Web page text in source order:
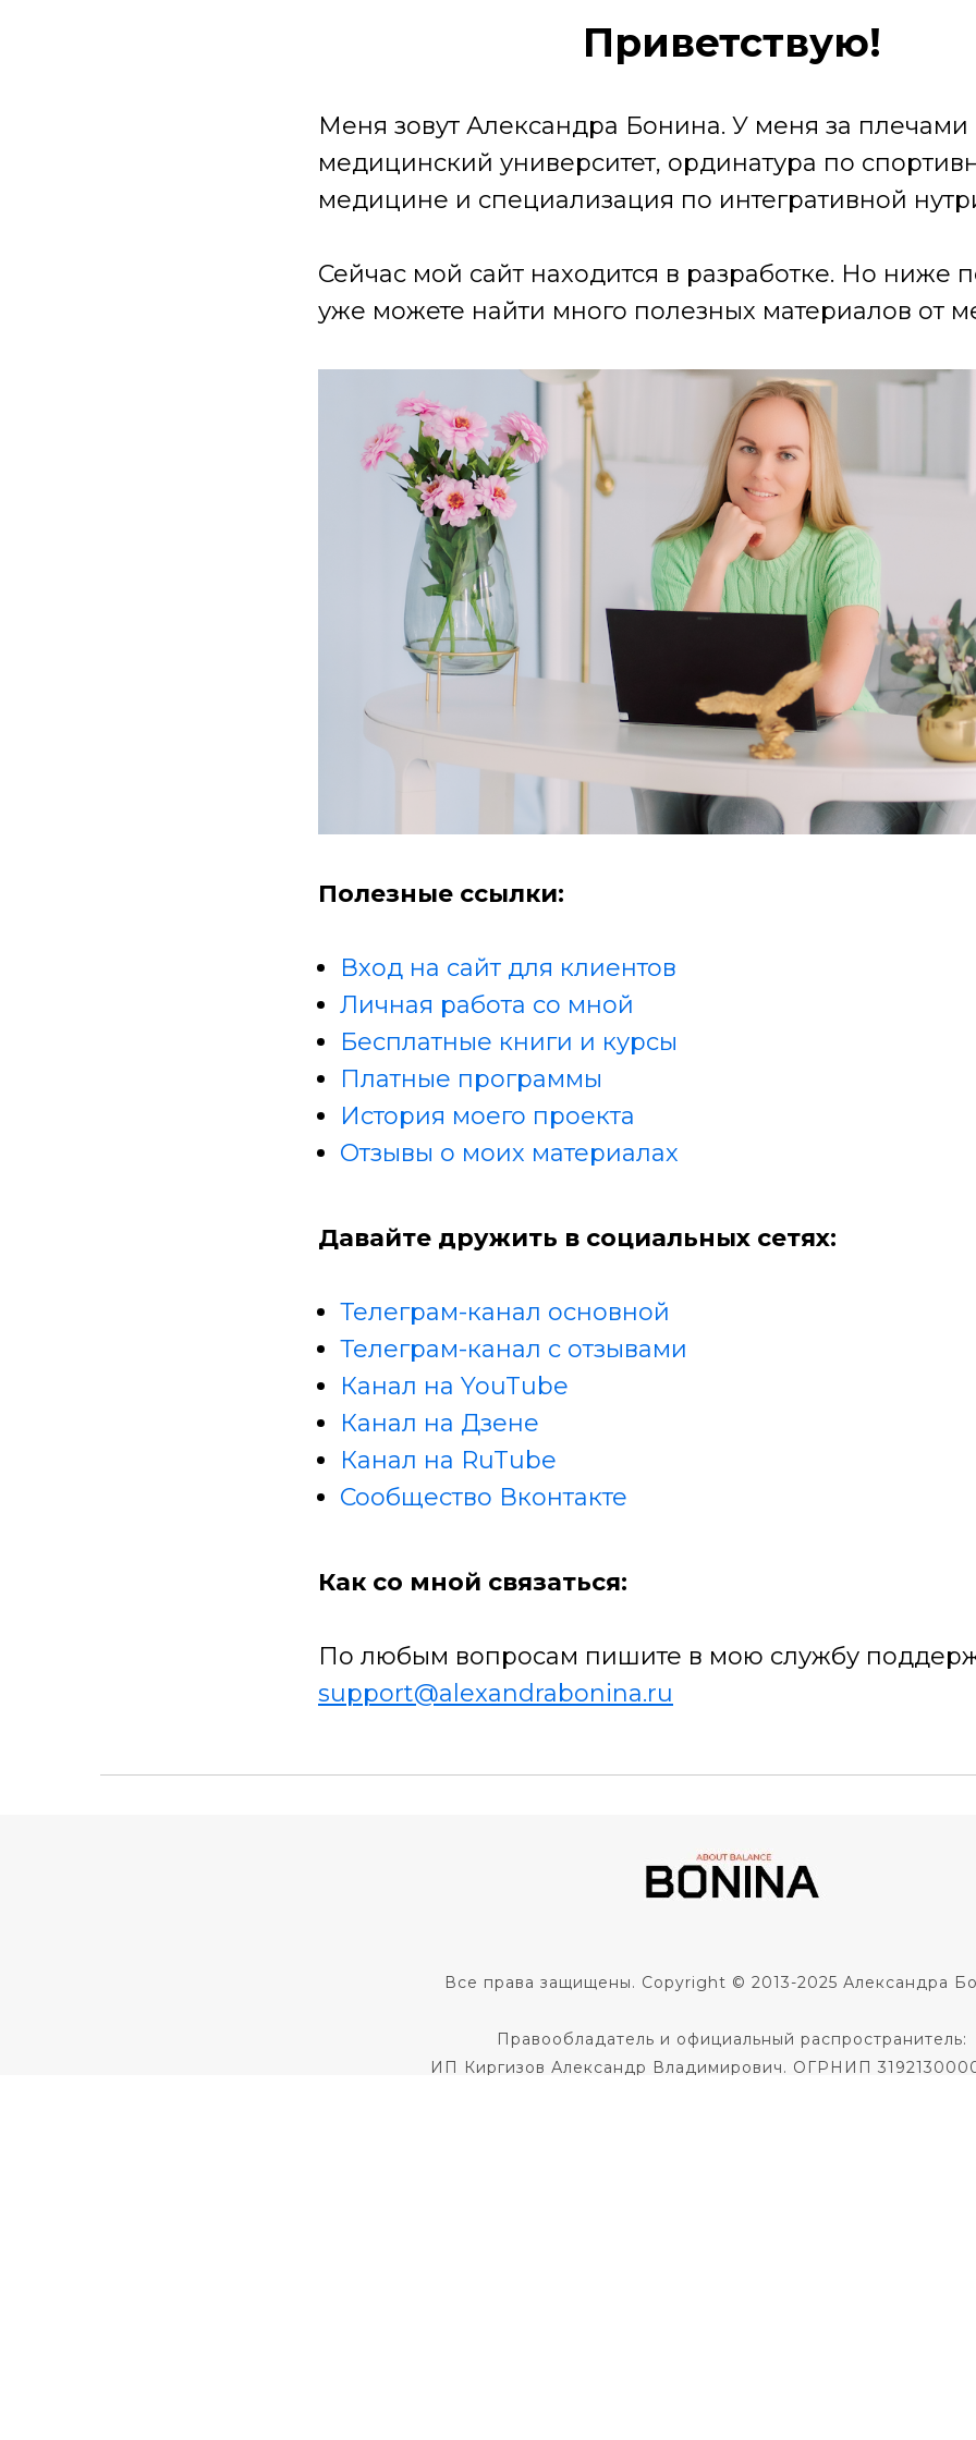
Приветствую!
Меня зовут Александра Бонина. У меня за плечами
медицинский университет, ординатура по
медицине и специализация по интегративной
Сейчас мой сайт находится в разработке. Но ниже
уже можете найти много полезных материалов от
Полезные ссылки:
Вход на сайт для клиентов
Личная работа со мной
Бесплатные книги и курсы
Платные программы
История моего проекта
Отзывы о моих материалах
Давайте дружить в социальных сетях:
Телеграм-канал основной
Телеграм-канал с отзывами
Канал на YouTube
Канал на Дзене
Канал на RuTube
Сообщество Вконтакте
Как со мной связаться:
По любым вопросам пишите в мою службу
support@alexandrabonina.ru
Все права защищены. Copyright © 2013-2025 Александра
Правообладатель и официальный распространитель:
ИП Киргизов Александр Владимирович. ОГРНИП